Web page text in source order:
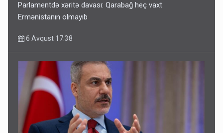
Parlamentdə xəritə davası: Qarabağ heç vaxt
Ermənistanın olmayıb
6 Avqust 17:38